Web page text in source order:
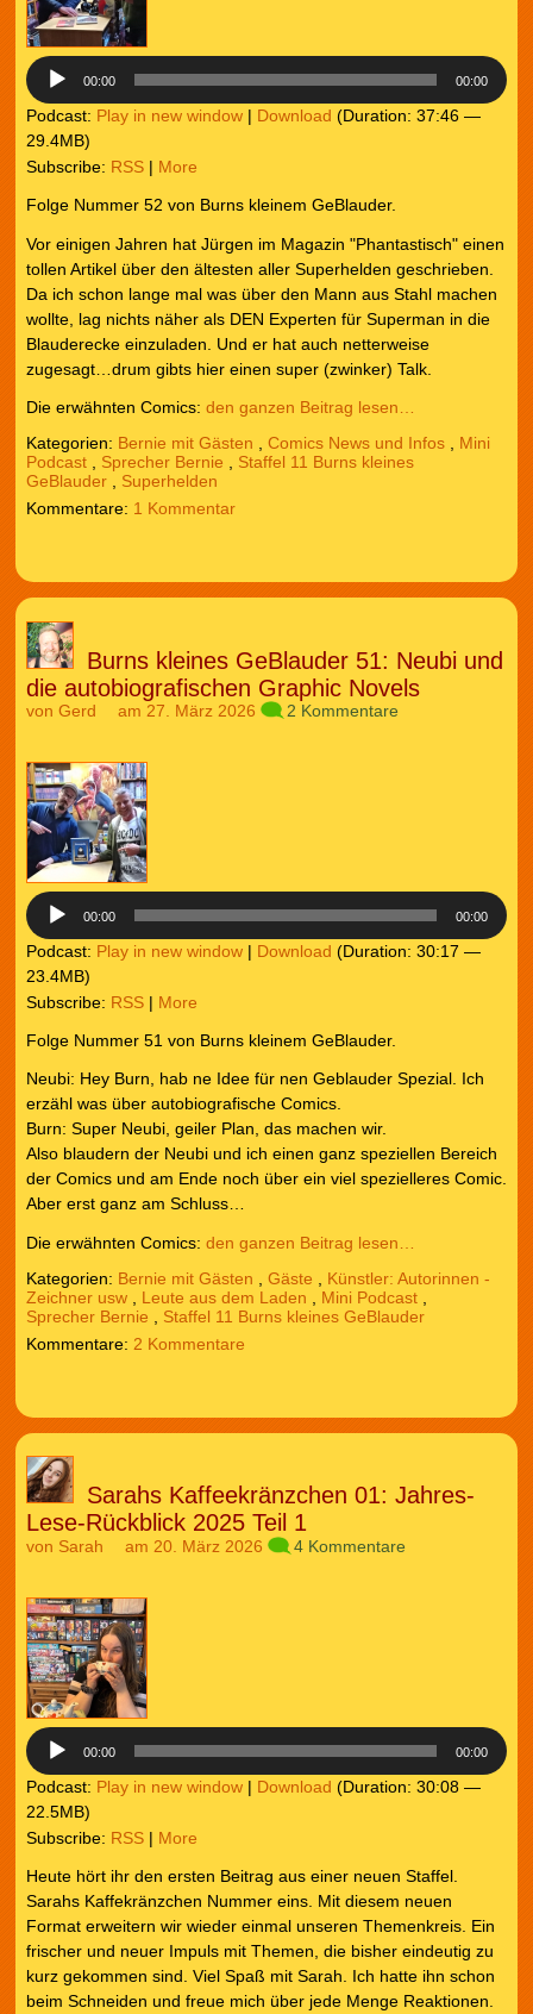
00:00 00:00
Podcast: Play in new window| Download (Duration: 37:46 —
29.4MB)
Subscribe: RSS| More
Folge Nummer 52 von Burns kleinem GeBlauder.
Vor einigen Jahren hat Jürgen im Magazin "Phantastisch" einen
tollen Artikel über den ältesten aller Superhelden geschrieben.
Da ich schon lange mal was über den Mann aus Stahl machen
wollte, lag nichts näher als DEN Experten für Superman in die
Blauderecke einzuladen. Und er hat auch netterweise
zugesagt…drum gibts hier einen super (zwinker) Talk.
Die erwähnten Comics: den ganzen Beitrag lesen…
Kategorien: Bernie mit Gästen Comics News und Infos, Mini
Podcast, Sprecher Bernie
Staffel 11 Burns kleines
GeBlauder, Superhelden
1 Kommentar
Burns kleines GeBlauder 51: Neubi und
die autobiografischen Graphic Novels
von Gerd am 27. März 2026 2 Kommentare
00:00 00:00
Podcast: Play in new window| Download (Duration: 30:17 —
23.4MB)
Subscribe: RSS| More
Folge Nummer 51 von Burns kleinem GeBlauder.
Neubi: Hey Burn, hab ne Idee für nen Geblauder Spezial. Ich
erzähl was über autobiografische Comics.
Burn: Super Neubi, geiler Plan, das machen wir.
Also blaudern der Neubi und ich einen ganz speziellen Bereich
der Comics und am Ende noch über ein viel spezielleres Comic.
Aber erst ganz am Schluss…
Die erwähnten Comics: den ganzen Beitrag lesen…
Kategorien: Bernie mit Gästen Gäste
Künstler: Autorinnen -
Zeichner usw, Leute aus dem Laden Mini Podcast,
Sprecher Bernie
Staffel 11 Burns kleines GeBlauder
2 Kommentare
Sarahs Kaffeekränzchen 01: Jahres-
Lese-Rückblick 2025 Teil 1
von Sarah am 20. März 2026 4 Kommentare
00:00 00:00
Podcast: Play in new window| Download (Duration: 30:08 —
22.5MB)
Subscribe: RSS| More
Heute hört ihr den ersten Beitrag aus einer neuen Staffel.
Sarahs Kaffekränzchen Nummer eins. Mit diesem neuen
Format erweitern wir wieder einmal unseren Themenkreis. Ein
frischer und neuer Impuls mit Themen, die bisher eindeutig zu
kurz gekommen sind. Viel Spaß mit Sarah. Ich hatte ihn schon
beim Schneiden und freue mich über jede Menge Reaktionen.